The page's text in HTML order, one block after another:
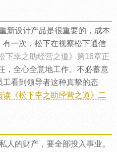
新设计产品是很重要的，成本
一次，松下在视察松下通信
下幸之助经营之道》第16章正
，全心全意地工作。不必蓄意
看到领导者这种真挚的态
读《松下幸之助经营之道》二
人的财产，要全部投入事业。